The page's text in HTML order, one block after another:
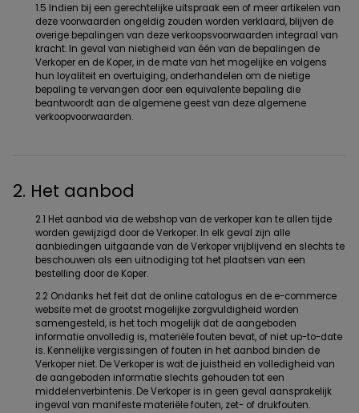
1.5 Indien bij een gerechtelijke uitspraak een of meer artikelen van
deze voorwaarden ongeldig zouden worden verklaard, blijven de
overige bepalingen van deze verkoopsvoorwaarden integraal van
kracht. In geval van nietigheid van één van de bepalingen de
Verkoper en de Koper, in de mate van het mogelijke en volgens
hun loyaliteit en overtuiging, onderhandelen om de nietige
bepaling te vervangen door een equivalente bepaling die
beantwoordt aan de algemene geest van deze algemene
verkoopvoorwaarden.
2. Het aanbod
2.1 Het aanbod via de webshop van de verkoper kan te allen tijde
worden gewijzigd door de Verkoper. In elk geval zijn alle
aanbiedingen uitgaande van de Verkoper vrijblijvend en slechts te
beschouwen als een uitnodiging tot het plaatsen van een
bestelling door de Koper.
2.2 Ondanks het feit dat de online catalogus en de e-commerce
website met de grootst mogelijke zorgvuldigheid worden
samengesteld, is het toch mogelijk dat de aangeboden
informatie onvolledig is, materiële fouten bevat, of niet up-to-date
is. Kennelijke vergissingen of fouten in het aanbod binden de
Verkoper niet. De Verkoper is wat de juistheid en volledigheid van
de aangeboden informatie slechts gehouden tot een
middelenverbintenis. De Verkoper is in geen geval aansprakelijk
ingeval van manifeste materiële fouten, zet- of drukfouten.